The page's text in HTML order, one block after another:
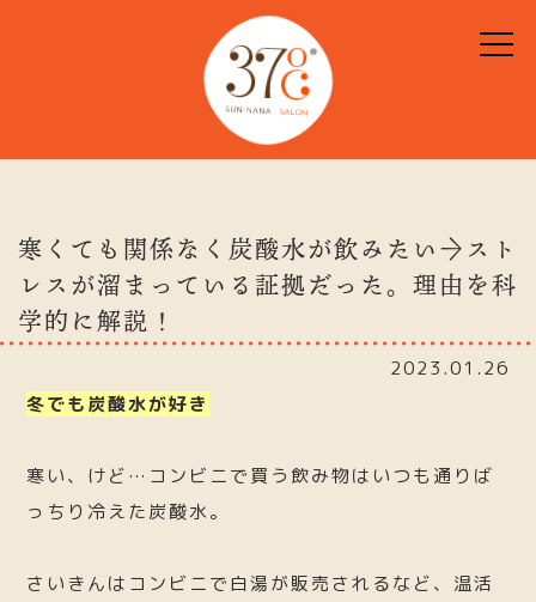
寒くても関係なく炭酸水が飲みたい→スト
レスが溜まっている証拠だった。理由を科
学的に解説！
2023.01.26
冬でも炭酸水が好き
寒い、けど…コンビニで買う飲み物はいつも通りば
っちり冷えた炭酸水。
さいきんはコンビニで白湯が販売されるなど、温活